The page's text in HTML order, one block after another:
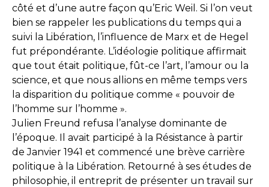
côté et d’une autre façon qu’Eric Weil. Si l’on veut
bien se rappeler les publications du temps qui a
suivi la Libération, l’influence de Marx et de Hegel
fut prépondérante. L’idéologie politique affirmait
que tout était politique, fût-ce l’art, l’amour ou la
science, et que nous allions en même temps vers
la disparition du politique comme « pouvoir de
l’homme sur l’homme ».
Julien Freund refusa l’analyse dominante de
l’époque. Il avait participé à la Résistance à partir
de Janvier 1941 et commencé une brève carrière
politique à la Libération. Retourné à ses études de
philosophie, il entreprit de présenter un travail sur